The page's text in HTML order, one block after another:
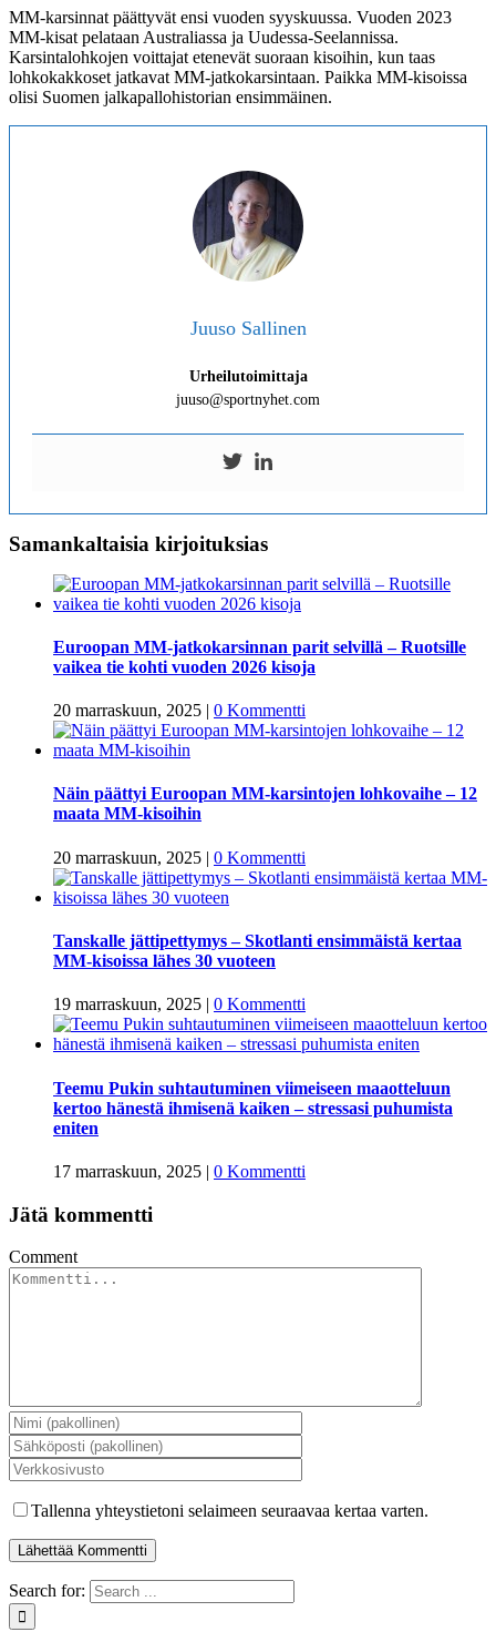
MM-karsinnat päättyvät ensi vuoden syyskuussa. Vuoden 2023
MM-kisat pelataan Australiassa ja Uudessa-Seelannissa.
Karsintalohkojen voittajat etenevät suoraan kisoihin, kun taas
lohkokakkoset jatkavat MM-jatkokarsintaan. Paikka MM-kisoissa
olisi Suomen jalkapallohistorian ensimmäinen.
Juuso Sallinen
Urheilutoimittaja
juuso@sportnyhet.com
Samankaltaisia kirjoituksias
Euroopan MM-jatkokarsinnan parit selvillä – Ruotsille
vaikea tie kohti vuoden 2026 kisoja
20 marraskuun, 2025 | 0 Kommentti
Näin päättyi Euroopan MM-karsintojen lohkovaihe – 12
maata MM-kisoihin
20 marraskuun, 2025 | 0 Kommentti
Tanskalle jättipettymys – Skotlanti ensimmäistä kertaa
MM-kisoissa lähes 30 vuoteen
19 marraskuun, 2025 | 0 Kommentti
Teemu Pukin suhtautuminen viimeiseen maaotteluun
kertoo hänestä ihmisenä kaiken – stressasi puhumista
eniten
17 marraskuun, 2025 | 0 Kommentti
Jätä kommentti
Comment
Tallenna yhteystietoni selaimeen seuraavaa kertaa varten.
Search for: